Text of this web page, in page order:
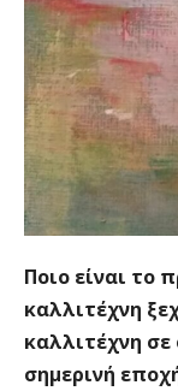
Ποιο είναι το
καλλιτέχνη
καλλιτέχνη σε
σημερινή